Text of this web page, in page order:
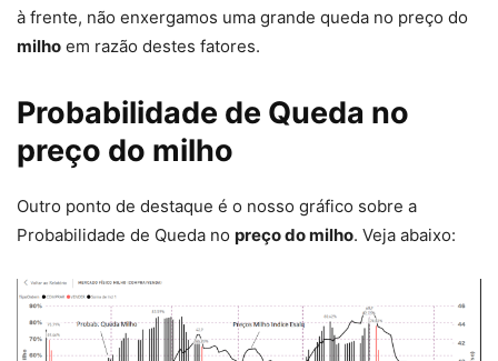
à frente, não enxergamos uma grande queda no preço do
milho em razão destes fatores.
Probabilidade de Queda no
preço do milho
Outro ponto de destaque é o nosso gráfico sobre a
Probabilidade de Queda no preço do milho. Veja abaixo: